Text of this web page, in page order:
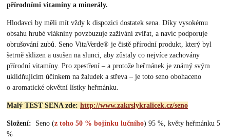
přírodními vitamíny a minerály.
Hlodavci by měli mít vždy k dispozici dostatek sena. Díky vysokému
obsahu hrubé vlákniny povzbuzuje zažívání zvířat, a navíc podporuje
obrušování zubů. Seno VitaVerde® je čistě přírodní produkt, který byl
šetrně sklizen a usušen na slunci, aby zůstaly co nejvíce zachovány
přírodní vitamíny. Pro zpestření – a protože heřmánek je známý svým
uklidňujícím účinkem na žaludek a střeva – je toto seno obohaceno
o aromatické okvětní lístky heřmánku.
Malý TEST SENA zde:http://www.zakrslykralicek.cz/seno
Složení: Seno (z toho 50 % bojínku lučního) 95 %, květy heřmánku 5
%